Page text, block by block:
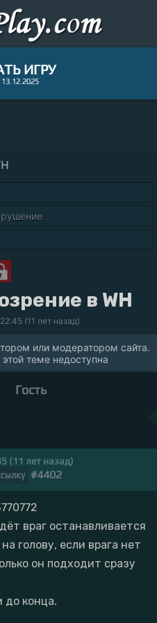
ИГРУ
13.12.2025
в WH
(11 лет назад)
или модератором сайта.
теме недоступна
Гость
(11 лет назад)
#4402
враг останавливается
голову, если врага нет
он подходит сразу
до конца.